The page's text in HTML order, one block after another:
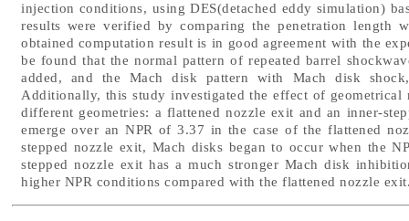
injection conditions, using DES(detached eddy simulation)
results were verified by comparing the penetration length
obtained computation result is in good agreement with the
be found that the normal pattern of repeated barrel
added, and the Mach disk pattern with Mach disk
Additionally, this study investigated the effect of
different geometries: a flattened nozzle exit and an inner-
emerge over an NPR of 3.37 in the case of the flattened
stepped nozzle exit, Mach disks began to occur when the
stepped nozzle exit has a much stronger Mach disk
higher NPR conditions compared with the flattened nozzle